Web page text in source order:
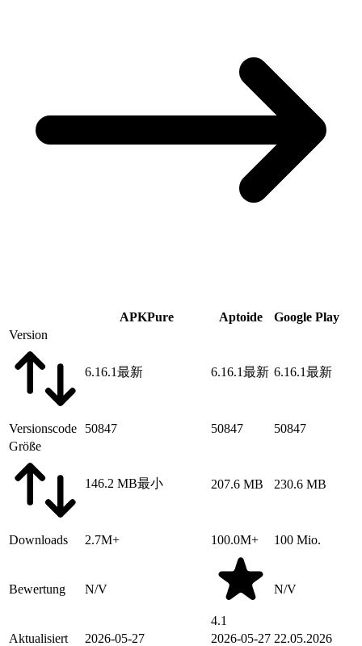
APKPure Aptoide
Google Play
Version
6.16.1最新 6.16.1最新 6.16.1最新
Versionscode 50847 50847
50847
Größe
146.2 MB最小 207.6 MB 230.6 MB
Downloads 2.7M+ 100.0M+ 100 Mio.
Bewertung N/V
4.1
N/V
Aktualisiert 2026-05-27 2026-05-27 22.05.2026